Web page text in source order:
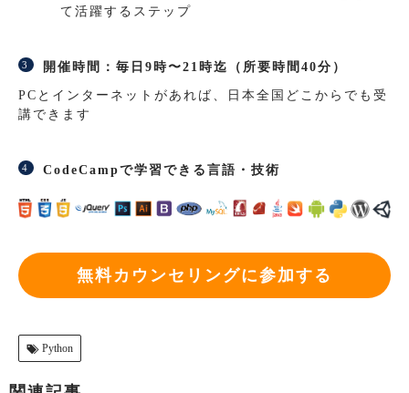
て活躍するステップ
開催時間：毎日9時〜21時迄（所要時間40分）
PCとインターネットがあれば、日本全国どこからでも受
講できます
CodeCampで学習できる言語・技術
無料カウンセリングに参加する
Python